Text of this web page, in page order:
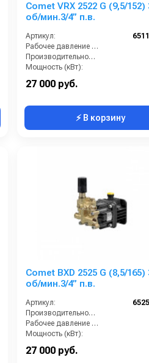
Comet VRX 2522 G (9,5/152)
об/мин.3/4” п.в.
Артикул:
Рабочее давление (бар):
Производительность (л/мин):
Мощность (кВт):
27 000 руб.
⚡ В корзину
Comet BXD 2525 G (8,5/165)
об/мин.3/4” п.в.
Артикул:
Производительность (л/мин):
Рабочее давление (бар):
Мощность (кВт):
27 000 руб.